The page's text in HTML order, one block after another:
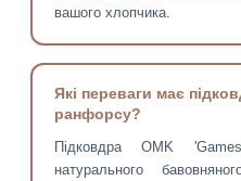
вашого хлопчика.
Які переваги має
ранфорсу?
Підковдра OMK
натурального